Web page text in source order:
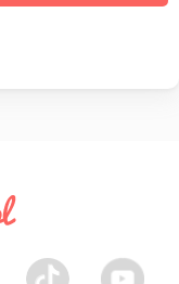
TikTok Youtube